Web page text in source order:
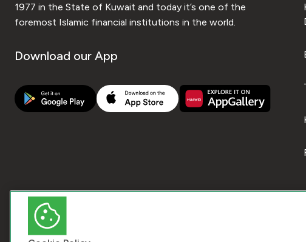
1977 in the State of Kuwait and today it’s one of the
foremost Islamic financial institutions in the world.
Download our App